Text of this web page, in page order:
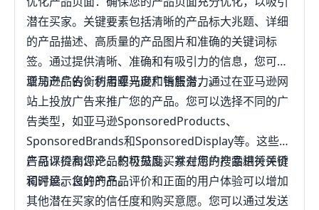
潜在买家。关键要素包括清晰的产品标大兆题、详细
的产品描述、高质量的产品图片和准确的关键词标
签。通过提供清晰、准确和有吸引力的信息，您可以
增加产品的衡仿者曝光度和销售潜力。
亚马逊广告：利用亚马逊广告服务，通过在亚马逊网
站上投放广告来推广您的产品。您可以选择不同的广
告类型，如亚马逊SponsoredProducts、
SponsoredBrands和SponsoredDisplay等。这些广
告可以提高您产品的可见度，并在用户搜索相关关键
词时展示您的产品。
产品评价和评论：积极鼓励买家对您的产品进行评价
和评论。良好的产品评价和正面的用户体验可以增加
其他潜在买家的信任度和购买意愿。您可以通过发送